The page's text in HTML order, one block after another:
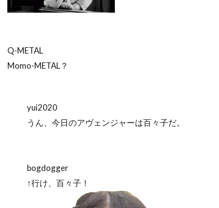
Q-METAL
Momo-METAL？
yui2020
うん、今日のアヴェンジャーは百々子だ。
bogdogger
↑行け、百々子！